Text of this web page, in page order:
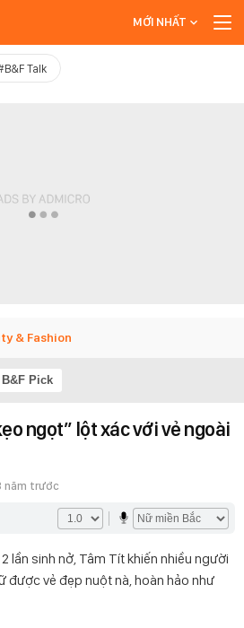
MỚI NHẤT
Talk
& Fashion
B&F Pick
ngọt” lột xác với vẻ ngoài
năm trước
lần sinh nở, Tâm Tít khiến nhiều người
được vẻ đẹp nuột nà, hoàn hảo như